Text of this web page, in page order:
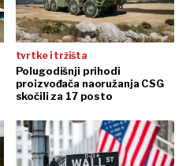
tvrtke i tržišta
Polugodišnji prihodi
proizvođača naoružanja CSG
skočili za 17 posto